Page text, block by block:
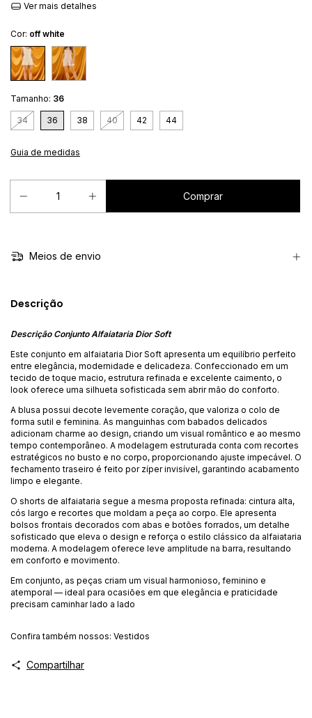
Ver mais detalhes
Cor: off white
Tamanho: 36
34 36 38 40 42 44
Guia de medidas
Meios de envio
Descrição
Descrição Conjunto Alfaiataria Dior Soft
Este conjunto em alfaiataria Dior Soft apresenta um equilíbrio perfeito
entre elegância, modernidade e delicadeza. Confeccionado em um
tecido de toque macio, estrutura refinada e excelente caimento, o
look oferece uma silhueta sofisticada sem abrir mão do conforto.
A blusa possui decote levemente coração, que valoriza o colo de
forma sutil e feminina. As manguinhas com babados delicados
adicionam charme ao design, criando um visual romântico e ao mesmo
tempo contemporâneo. A modelagem estruturada conta com recortes
estratégicos no busto e no corpo, proporcionando ajuste impecável. O
fechamento traseiro é feito por zíper invisível, garantindo acabamento
limpo e elegante.
O shorts de alfaiataria segue a mesma proposta refinada: cintura alta,
cós largo e recortes que moldam a peça ao corpo. Ele apresenta
bolsos frontais decorados com abas e botões forrados, um detalhe
sofisticado que eleva o design e reforça o estilo clássico da alfaiataria
moderna. A modelagem oferece leve amplitude na barra, resultando
em conforto e movimento.
Em conjunto, as peças criam um visual harmonioso, feminino e
atemporal — ideal para ocasiões em que elegância e praticidade
precisam caminhar lado a lado
Confira também nossos: Vestidos
Compartilhar